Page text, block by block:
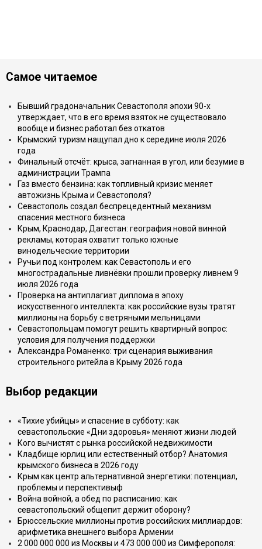
Самое читаемое
Бывший градоначальник Севастополя эпохи 90-х
утверждает, что в его время взяток не существовало
вообще и бизнес работал без откатов
Крымский туризм нащупал дно к середине июля 2026
года
Финальный отсчёт: крыса, загнанная в угол, или безумие в
администрации Трампа
Газ вместо бензина: как топливный кризис меняет
автожизнь Крыма и Севастополя?
Севастополь создал беспрецедентный механизм
спасения местного бизнеса
Крым, Краснодар, Дагестан: география новой винной
рекламы, которая охватит только южные
винодельческие территории
Ручьи под контролем: как Севастополь и его
многострадальные ливнёвки прошли проверку ливнем 9
июля 2026 года
Проверка на антиплагиат диплома в эпоху
искусственного интеллекта: как российские вузы тратят
миллионы на борьбу с ветряными мельницами
Севастопольцам помогут решить квартирный вопрос:
условия для получения поддержки
Александра Романенко: три сценария выживания
строительного ритейла в Крыму 2026 года
Выбор редакции
«Тихие убийцы» и спасение в субботу: как
севастопольские «Дни здоровья» меняют жизни людей
Кого вычистят с рынка российской недвижимости
Кладбище юрлиц или естественный отбор? Анатомия
крымского бизнеса в 2026 году
Крым как центр альтернативной энергетики: потенциал,
проблемы и перспективыф
Война войной, а обед по расписанию: как
севастопольский общепит держит оборону?
Брюссельские миллионы против российских миллиардов:
арифметика внешнего выбора Армении
2 000 000 000 из Москвы и 473 000 000 из Симферополя: